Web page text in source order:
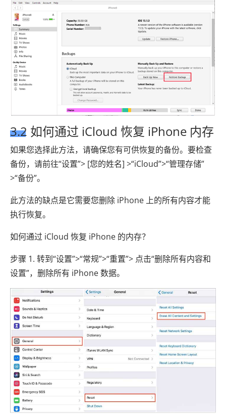
3.2 如何通过 iCloud 恢复 iPhone 内存
如果您选择此方法，请确保您有可供恢复的备份。要检查
备份，请前往“设置”> [您的姓名] >“iCloud”>“管理存储”
>“备份”。
此方法的缺点是它需要您删除 iPhone 上的所有内容才能
执行恢复。
如何通过 iCloud 恢复 iPhone 的内存？
步骤 1. 转到“设置”>“常规”>“重置”> 点击“删除所有内容和
设置”，删除所有 iPhone 数据。